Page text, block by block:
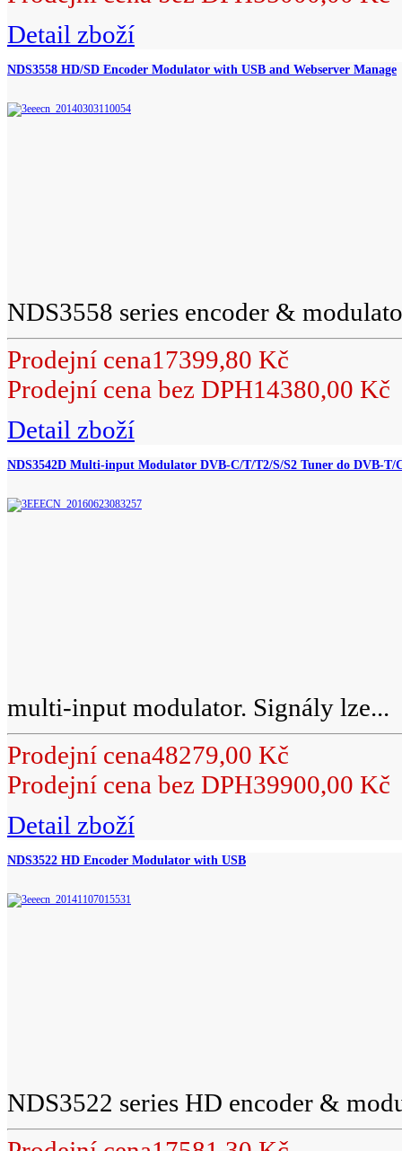
Detail zboží
NDS3558 HD/SD Encoder Modulator with USB and Webserver Manage
NDS3558 series encoder &
Prodejní cena17399,80 Kč
Prodejní cena bez DPH14380,00 Kč
Detail zboží
NDS3542D Multi-input Modulator DVB-C/T/T2/S/S2 Tuner do DVB-T/
multi-input modulator. Signály lze...
Prodejní cena48279,00 Kč
Prodejní cena bez DPH39900,00 Kč
Detail zboží
NDS3522 HD Encoder Modulator with USB
NDS3522 series HD encoder &